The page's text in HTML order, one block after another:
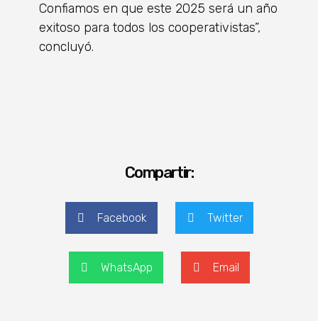
Confiamos en que este 2025 será un año
exitoso para todos los cooperativistas”,
concluyó.
Compartir:
Facebook Twitter
WhatsApp Email